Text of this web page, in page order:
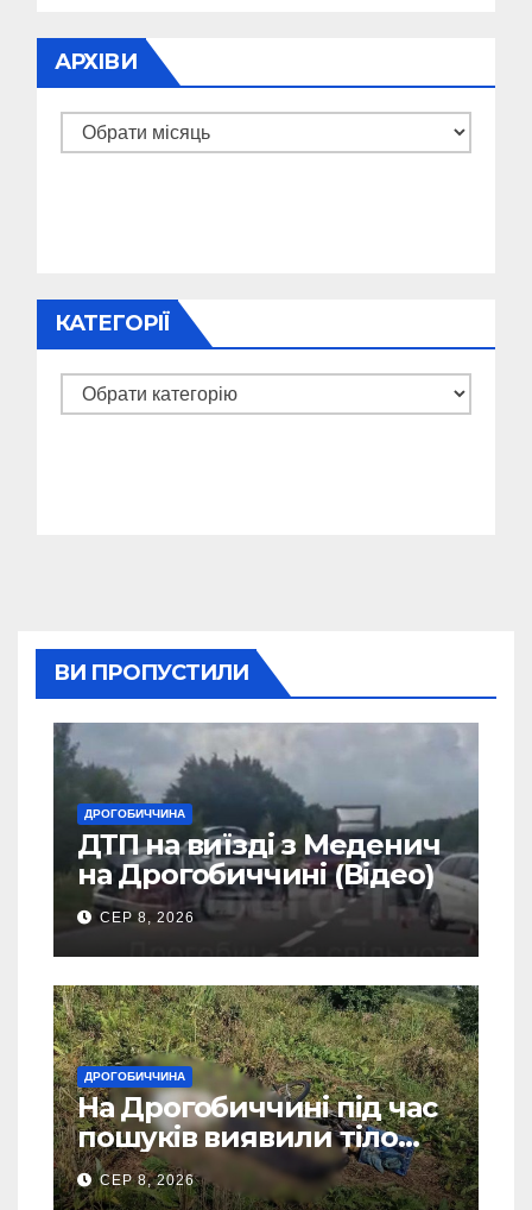
АРХІВИ
Архіви
КАТЕГОРІЇ
Категорії
ВИ ПРОПУСТИЛИ
ДРОГОБИЧЧИНА
ДТП на виїзді з Меденич
на Дрогобиччині (Відео)
СЕР 8, 2026
ДРОГОБИЧЧИНА
На Дрогобиччині під час
пошуків виявили тіло
зниклого чоловіка
СЕР 8, 2026